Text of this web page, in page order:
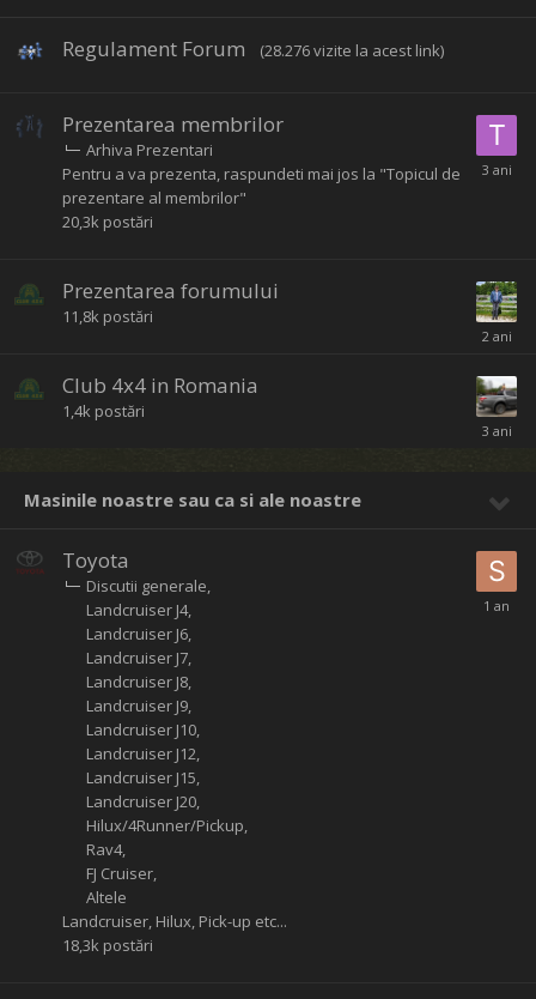
Regulament Forum (28.276 vizite la acest link)
Prezentarea membrilor
Arhiva Prezentari
Pentru a va prezenta, raspundeti mai jos la "Topicul de
prezentare al membrilor"
20,3k postări
Prezentarea forumului
11,8k postări
Club 4x4 in Romania
1,4k postări
Masinile noastre sau ca si ale noastre
Toyota
Discutii generale
Landcruiser J4
Landcruiser J6
Landcruiser J7
Landcruiser J8
Landcruiser J9
Landcruiser J10
Landcruiser J12
Landcruiser J15
Landcruiser J20
Hilux/4Runner/Pickup
Rav4
FJ Cruiser
Altele
Landcruiser, Hilux, Pick-up etc...
18,3k postări